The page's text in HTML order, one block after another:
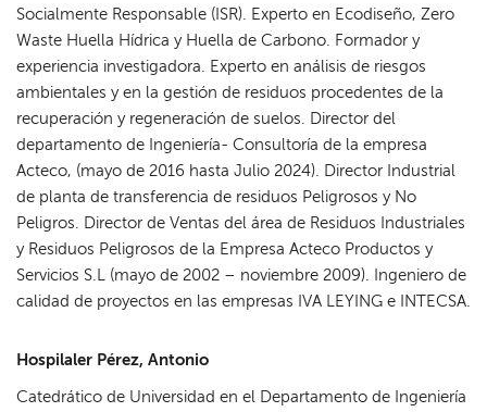
Socialmente Responsable (ISR). Experto en Ecodiseño, Zero
Waste Huella Hídrica y Huella de Carbono. Formador y
experiencia investigadora. Experto en análisis de riesgos
ambientales y en la gestión de residuos procedentes de la
recuperación y regeneración de suelos. Director del
departamento de Ingeniería- Consultoría de la empresa
Acteco, (mayo de 2016 hasta Julio 2024). Director Industrial
de planta de transferencia de residuos Peligrosos y No
Peligros. Director de Ventas del área de Residuos Industriales
y Residuos Peligrosos de la Empresa Acteco Productos y
Servicios S.L (mayo de 2002 – noviembre 2009). Ingeniero de
calidad de proyectos en las empresas IVA LEYING e INTECSA.
Hospilaler Pérez, Antonio
Catedrático de Universidad en el Departamento de Ingeniería